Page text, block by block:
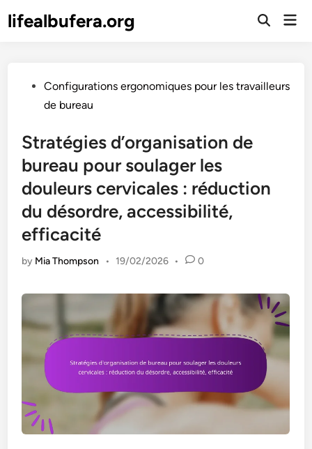
tolifealbufera.org
Open
PostedConfigurations ergonomiques pour les travailleurs
de bureau
Stratégies d’organisation de
bureau pour soulager les
douleurs cervicales : réduction
du désordre, accessibilité,
efficacité
by Mia Thompson • 19/02/2026 • 0